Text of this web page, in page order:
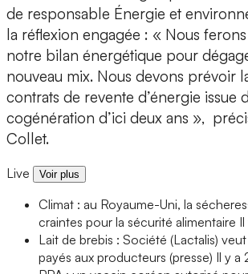
de responsable Énergie et
la réflexion engagée : « Nous
notre bilan énergétique pour
nouveau mix. Nous devons prévoir
contrats de revente d’énergie issue
cogénération d’ici deux ans »,
Collet.
Live Voir plus
Climat : au Royaume-Uni, la
craintes pour la sécurité alimentaire
Lait de brebis : Société (Lactalis)
payés aux producteurs (presse) Il y a